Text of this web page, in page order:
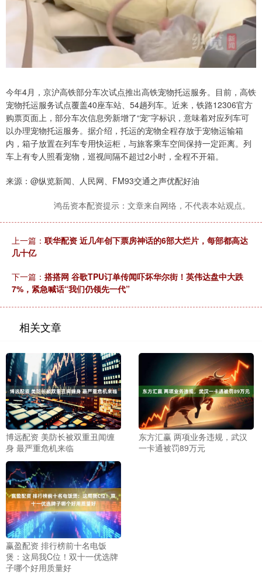
今年4月，京沪高铁部分车次试点推出高铁宠物托运服务。目前，高铁
宠物托运服务试点覆盖40座车站、54趟列车。近来，铁路12306官方
购票页面上，部分车次信息旁新增了“宠”字标识，意味着对应列车可
以办理宠物托运服务。据介绍，托运的宠物全程存放于宠物运输箱
内，箱子放置在列车专用快运柜，与旅客乘车空间保持一定距离。列
车上有专人照看宠物，巡视间隔不超过2小时，全程不开箱。
来源：@纵览新闻、人民网、FM93交通之声优配好油
鸿岳资本配资提示：文章来自网络，不代表本站观点。
上一篇： 联华配资 近几年创下票房神话的6部大烂片，每部都高达
几十亿
下一篇： 搭搭网 谷歌TPU订单传闻吓坏华尔街！英伟达盘中大跌
7%，紧急喊话“我们仍领先一代”
相关文章
博远配资 美防长被双重丑闻缠
身 最严重危机来临
东方汇赢 两项业务违规，武汉
一卡通被罚89万元
赢盈配资 排行榜前十名电饭
煲：这局我C位！双十一优选牌
子哪个好用质量好